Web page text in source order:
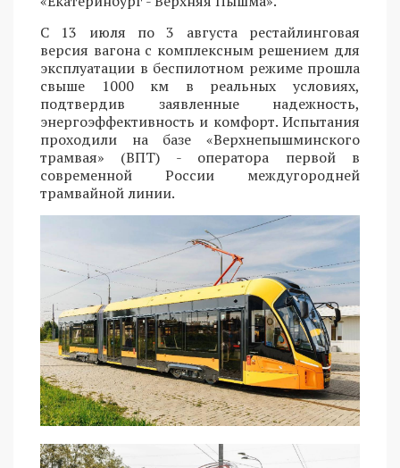
С 13 июля по 3 августа рестайлинговая
версия вагона с комплексным решением для
эксплуатации в беспилотном режиме прошла
свыше 1000 км в реальных условиях,
подтвердив заявленные надежность,
энергоэффективность и комфорт. Испытания
проходили на базе «Верхнепышминского
трамвая» (ВПТ) - оператора первой в
современной России междугородней
трамвайной линии.